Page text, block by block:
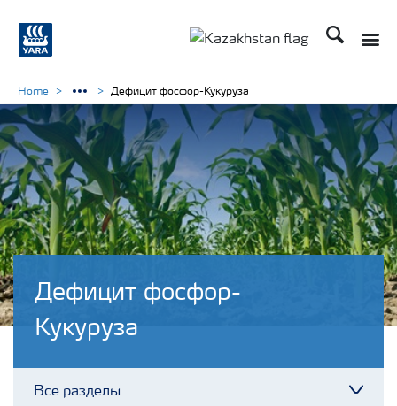
Поиск
Дефицит фосфор-
Кукуруза
Все разделы
Home Дефицит фосфор-Кукуруза